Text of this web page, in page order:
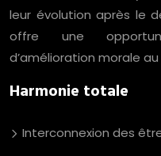
leur évolution après le
offre une
d’amélioration morale au
Harmonie totale
Interconnexion des